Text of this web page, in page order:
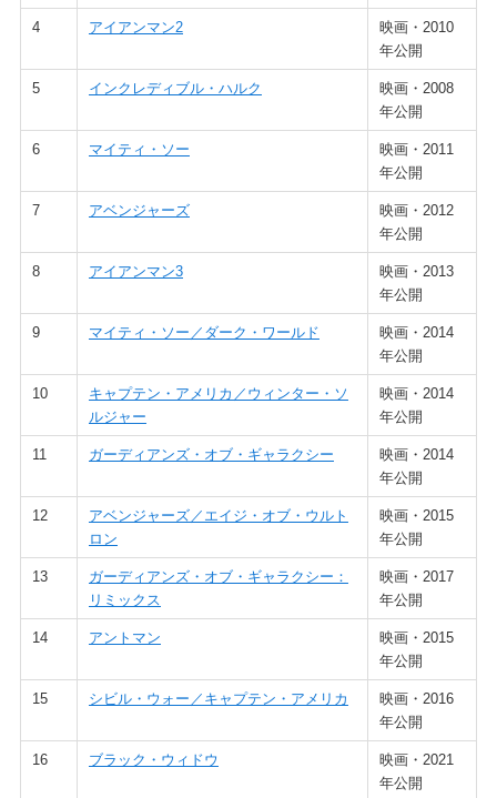
4 アイアンマン2
映画・2010
年公開
5 インクレディブル・ハルク
映画・2008
年公開
6 マイティ・ソー
映画・2011
年公開
7 アベンジャーズ
映画・2012
年公開
8 アイアンマン3
映画・2013
年公開
9 マイティ・ソー／ダーク・ワールド
映画・2014
年公開
10
キャプテン・アメリカ／ウィンター・ソ
ルジャー
映画・2014
年公開
11 ガーディアンズ・オブ・ギャラクシー
映画・2014
年公開
12
アベンジャーズ／エイジ・オブ・ウルト
ロン
映画・2015
年公開
13
ガーディアンズ・オブ・ギャラクシー：
リミックス
映画・2017
年公開
14 アントマン
映画・2015
年公開
15 シビル・ウォー／キャプテン・アメリカ
映画・2016
年公開
16 ブラック・ウィドウ
映画・2021
年公開